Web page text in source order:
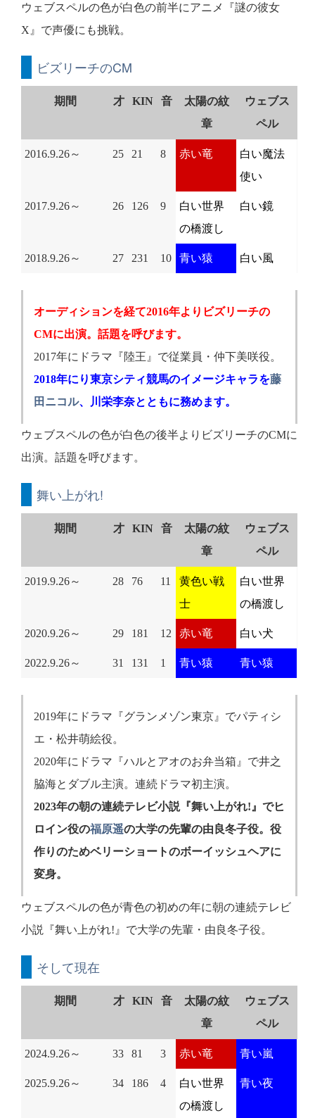
ウェブスペルの色が白色の前半にアニメ『謎の彼女
X』で声優にも挑戦。
ビズリーチのCM
期間 才 KIN 音
太陽の紋
章
ウェブス
ペル
2016.9.26～ 25 21 8 赤い竜
白い魔法
使い
2017.9.26～ 26 126 9
白い世界
の橋渡し
白い鏡
2018.9.26～ 27 231 10 青い猿 白い風
オーディションを経て2016年よりビズリーチの
CMに出演。話題を呼びます。
2017年にドラマ『陸王』で従業員・仲下美咲役。
2018年にり東京シティ競馬のイメージキャラを藤
田ニコル、川栄李奈とともに務めます。
ウェブスペルの色が白色の後半よりビズリーチのCMに
出演。話題を呼びます。
舞い上がれ!
期間 才 KIN 音
太陽の紋
章
ウェブス
ペル
2019.9.26～ 28 76 11
黄色い戦
士
白い世界
の橋渡し
2020.9.26～ 29 181 12 赤い竜 白い犬
2022.9.26～ 31 131 1 青い猿 青い猿
2019年にドラマ『グランメゾン東京』でパティシ
エ・松井萌絵役。
2020年にドラマ『ハルとアオのお弁当箱』で井之
脇海とダブル主演。連続ドラマ初主演。
2023年の朝の連続テレビ小説『舞い上がれ!』でヒ
ロイン役の福原遥の大学の先輩の由良冬子役。役
作りのためベリーショートのボーイッシュヘアに
変身。
ウェブスペルの色が青色の初めの年に朝の連続テレビ
小説『舞い上がれ!』で大学の先輩・由良冬子役。
そして現在
期間 才 KIN 音
太陽の紋
章
ウェブス
ペル
2024.9.26～ 33 81 3 赤い竜 青い嵐
2025.9.26～ 34 186 4
白い世界
の橋渡し
青い夜